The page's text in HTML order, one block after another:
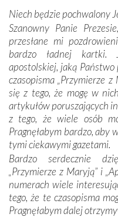
mieliśmy okazję
otacza nie tylko nasz
się Jej ufnie oddają, a
Jej siebie oraz swych
Dzieje Portugalii to
odstępstw, także w
wymiarze tak
konieczności ciągłego
Opatrzności.
przynajmniej w życiu
nieszczęściem i
przychodziły na
przewodników o
zwycięskich bitwach i
kochanków.
Niech będzie pochwalony
Szanowny Panie
przesłane mi
bardzo ładnej kartki.
apostolskiej, jaką
czasopisma „Przymierze z
się z tego, że mogę w
artykułów poruszających
z tego, że wiele osób
Pragnęłabym bardzo, aby
tymi ciekawymi gazetami.
Bardzo serdecznie
„Przymierze z Maryją” i
numerach wiele
tego, że te czasopisma
Pragnęłabym dalej